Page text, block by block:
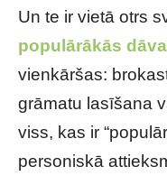
Un te ir vietā otrs
populārākās
vienkāršas:
grāmatu lasīšana
viss, kas ir
personiskā